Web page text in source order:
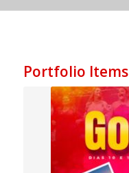
Portfolio Items